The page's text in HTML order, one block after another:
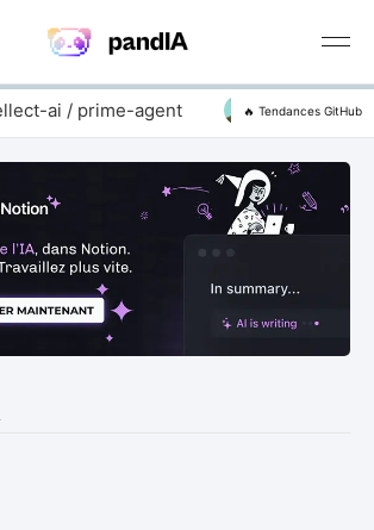
ai / prime-agent addyosmani /
🔥 Tendances GitHub